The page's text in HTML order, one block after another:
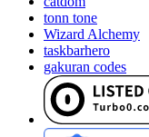
tonn tone
Wizard Alchemy
taskbarhero
gakuran codes